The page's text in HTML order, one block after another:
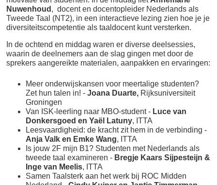
Nuwenhoud , docent en docentopleider Nederlands als
Tweede Taal (NT2), in een interactieve lezing zien hoe je je
diversiteitscompetentie als taaldocent kunt versterken.
In de ochtend en middag waren er diverse deelsessies,
waarin de deelnemers aan de slag gingen met door de
sprekers aangereikte materialen, aanpakken en ervaringen:
Meer onderwijskansen voor meertalige studenten?
Zet hun talen in! -Joana Duarte, Rijksuniversiteit
Groningen
Van ISK-leerling naar MBO-student - Luce van
Donkersgoed en Yaël Latuny, ITTA
Leesvaardigheid: de kracht zit hem in de verbinding -
Anja Valk en Emke Wang, ITTA
Is jouw 2F mijn B1? Studenten met Nederlands als
tweede taal examineren - Bregje Kaars Sijpesteijn &
Inge van Meelis, ITTA
Samen Taalsterk aan het werk bij ROC Midden